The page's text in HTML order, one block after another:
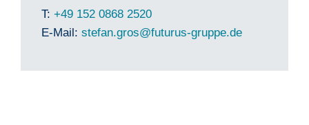
T: +49 152 0868 2520
E-Mail: stefan.gros@futurus-gruppe.de